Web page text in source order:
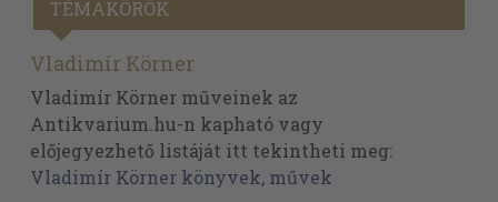
TÉMAKÖRÖK
Vladimír Körner
Vladimír Körner műveinek az
Antikvarium.hu-n kapható vagy
előjegyezhető listáját itt tekintheti meg:
Vladimír Körner könyvek, művek